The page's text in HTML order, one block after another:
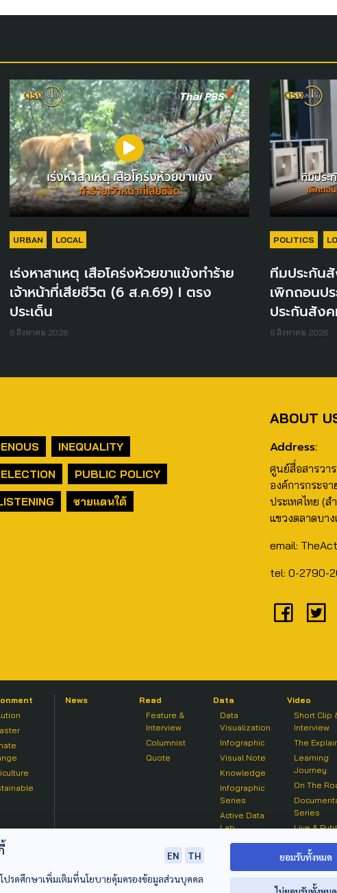
URBAN LOCAL
เร่งหาสาเหตุ เสือโคร่งห้วยขาแข้งทำร้าย
เจ้าหน้าที่เสียชีวิต (6 ส.ค.69) I ตรง
ประเด็น
6 สิงหาคม 2026
POLITICS
ทีมประกัน
เพิกถอนป
ประกันสัง
6 สิงหาคม 2026
INEQUALITY
PUBLIC POLICY
ชายแดนใต้
ABOUT
Address:
ศูนย์สื่อสารวา
องค์การกระจ
ประเทศไทย (
แขวงตลาดบาง
email:
tel: 0-2790-
News
Read
Feature &
Interview
Columnist
Quote
Data
Data
Visualization
Infographic
Visual Note
Knowledge
Infographic
Series
Active Data
Lab
Video
Short Clip
Interview
The
Learning
Journey
On The
Series
Live &
On air Clip
EN
TH
ปรดศึกษาเพิ่มเติมที่นโยบายคุ้มครองข้อมูลส่วนบุคคล
ยอมรับทั้งหมด